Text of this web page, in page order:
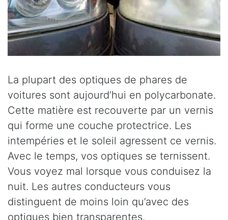
La plupart des optiques de phares de
voitures sont aujourd’hui en polycarbonate.
Cette matière est recouverte par un vernis
qui forme une couche protectrice. Les
intempéries et le soleil agressent ce vernis.
Avec le temps, vos optiques se ternissent.
Vous voyez mal lorsque vous conduisez la
nuit. Les autres conducteurs vous
distinguent de moins loin qu’avec des
optiques bien transparentes.